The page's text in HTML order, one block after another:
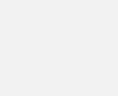
опция недоступна.)